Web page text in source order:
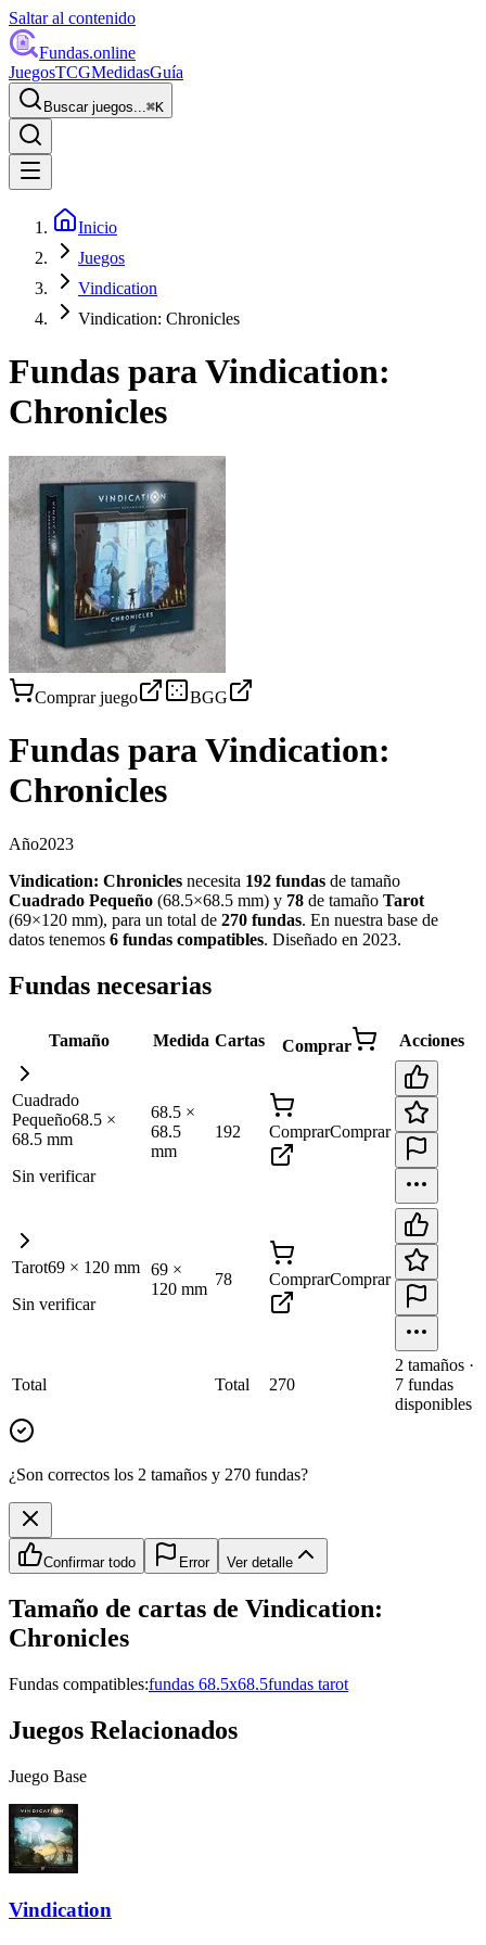
Saltar al contenido
Fundas.online
JuegosTCGMedidasGuía
Buscar juegos...⌘K
Inicio
Juegos
Vindication
Vindication: Chronicles
Fundas paraVindication:
Chronicles
Comprar juego BGG
Fundas paraVindication:
Chronicles
Año2023
Vindication: Chronicles necesita 192 fundas de tamaño
Cuadrado Pequeño (68.5×68.5 mm) y 78 de tamaño Tarot
(69×120 mm), para un total de 270 fundas. En nuestra base de
datos tenemos 6 fundas compatibles. Diseñado en 2023.
Fundas necesarias
Tamaño Medida Cartas Comprar Acciones
Cuadrado
Pequeño68.5 ×
68.5 mm
Sin verificar
68.5 ×
68.5
mm
192 ComprarComprar
Tarot69 × 120 mm
Sin verificar
69 ×
120 mm
78 ComprarComprar
Total Total 270
2 tamaños ·
7 fundas
disponibles
¿Son correctos los 2 tamaños y 270 fundas?
Confirmar todo Error Ver detalle
Tamaño de cartas de Vindication:
Chronicles
Fundas compatibles:fundas 68.5x68.5fundas tarot
Juegos Relacionados
Juego Base
Vindication